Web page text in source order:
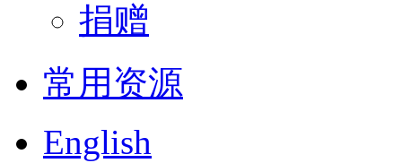
捐赠
常用资源
English